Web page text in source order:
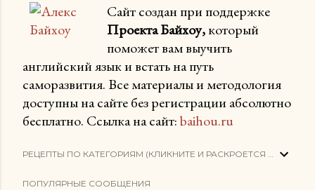
Сайт создан при поддержке
Проекта Байхоу,который
поможет вам выучить
английский язык и встать на путь
саморазвития. Все материалы и методология
доступны на сайте без регистрации абсолютно
бесплатно. Ссылка на сайт:baihou.ru
РЕЦЕПТЫ ПО КАТЕГОРИЯМ (КЛИКНИТЕ И РАСКРОЕТСЯ СПИСОК)
ПОПУЛЯРНЫЕ СООБЩЕНИЯ